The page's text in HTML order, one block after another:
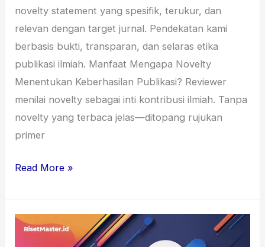
novelty statement yang spesifik, terukur, dan
relevan dengan target jurnal. Pendekatan kami
berbasis bukti, transparan, dan selaras etika
publikasi ilmiah. Manfaat Mengapa Novelty
Menentukan Keberhasilan Publikasi? Reviewer
menilai novelty sebagai inti kontribusi ilmiah. Tanpa
novelty yang terbaca jelas—ditopang rujukan
primer
Read More »
Jasa